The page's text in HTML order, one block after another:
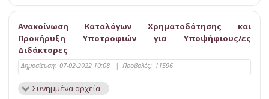
Ανακοίνωση Καταλόγων Χρηματοδότησης και
Προκήρυξη Υποτροφιών για Υποψήφιους/ες
Διδάκτορες
Δημοσίευση: 07-02-2022 10:08 | Προβολές: 11596
Συνημμένα αρχεία